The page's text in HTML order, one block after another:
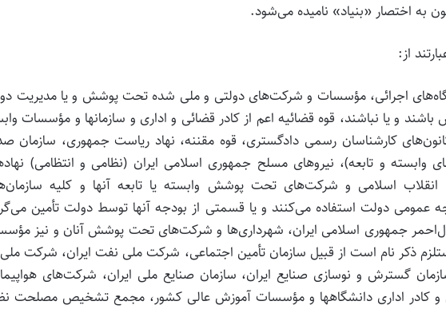
به اختصار «بنیاد» نامیده می‌شود.
از:
اجرائی، مؤسسات و شرکت‌های دولتی و ملی شده تحت پوشش و یا مدیریت
باشند و یا نباشند، قوه قضائیه اعم از کادر قضائی و اداری و سازمان‏ها و مؤسسات
کارشناسان رسمی دادگستری، قوه مقننه، نهاد ریاست جمهوری، سازمان
وابسته و تابعه)، نیروهای مسلح جمهوری اسلامی ایران (نظامی و انتظامی)
اسلامی و شرکت‌های تحت پوشش وابسته یا تابعه آنها و کلیه
عمومی دولت استفاده می‌کنند و یا قسمتی از بودجه آنها توسط دولت تأمین
جمهوری اسلامی ایران، شهرداری‌‌ها و شرکت‌های تحت پوشش آنان و نیز
ذکر نام است از قبیل سازمان تأمین اجتماعی، شرکت ملی نفت ایران، شرکت ملی
گسترش و نوسازی صنایع ایران، سازمان صنایع ملی ایران، شرکت‌های
و کادر اداری دانشگاهها و مؤسسات آموزش عالی کشور، مجمع تشخیص مصلحت